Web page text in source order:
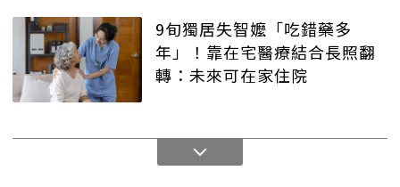
9旬獨居失智嬤「吃錯藥多
年」！靠在宅醫療結合長照翻
轉：未來可在家住院